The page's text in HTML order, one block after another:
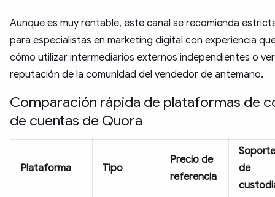
Aunque es muy rentable, este canal se recomienda
para especialistas en marketing digital con experiencia
cómo utilizar intermediarios externos independientes o
reputación de la comunidad del vendedor de antemano.
Comparación rápida de plataformas de
de cuentas de Quora
Plataforma Tipo
Precio de
referencia
Soporte
de